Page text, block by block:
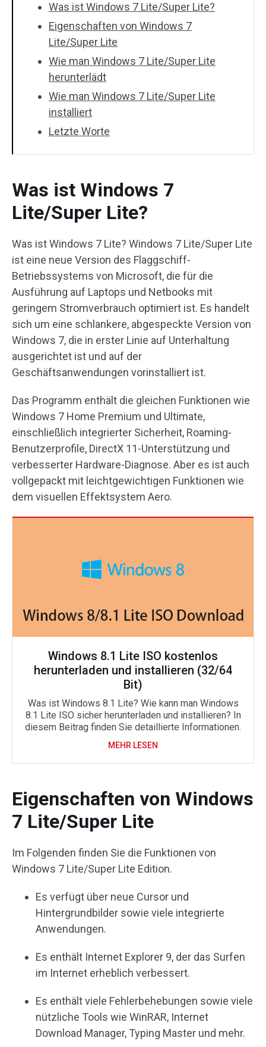
Was ist Windows 7 Lite/Super Lite?
Eigenschaften von Windows 7
Lite/Super Lite
Wie man Windows 7 Lite/Super Lite
herunterlädt
Wie man Windows 7 Lite/Super Lite
installiert
Letzte Worte
Was ist Windows 7
Lite/Super Lite?
Was ist Windows 7 Lite? Windows 7 Lite/Super Lite
ist eine neue Version des Flaggschiff-
Betriebssystems von Microsoft, die für die
Ausführung auf Laptops und Netbooks mit
geringem Stromverbrauch optimiert ist. Es handelt
sich um eine schlankere, abgespeckte Version von
Windows 7, die in erster Linie auf Unterhaltung
ausgerichtet ist und auf der
Geschäftsanwendungen vorinstalliert ist.
Das Programm enthält die gleichen Funktionen wie
Windows 7 Home Premium und Ultimate,
einschließlich integrierter Sicherheit, Roaming-
Benutzerprofile, DirectX 11-Unterstützung und
verbesserter Hardware-Diagnose. Aber es ist auch
vollgepackt mit leichtgewichtigen Funktionen wie
dem visuellen Effektsystem Aero.
Windows 8.1 Lite ISO kostenlos
herunterladen und installieren (32/64
Bit)
Was ist Windows 8.1 Lite? Wie kann man Windows
8.1 Lite ISO sicher herunterladen und installieren? In
diesem Beitrag finden Sie detaillierte Informationen.
MEHR LESEN
Eigenschaften von Windows
7 Lite/Super Lite
Im Folgenden finden Sie die Funktionen von
Windows 7 Lite/Super Lite Edition.
Es verfügt über neue Cursor und
Hintergrundbilder sowie viele integrierte
Anwendungen.
Es enthält Internet Explorer 9, der das Surfen
im Internet erheblich verbessert.
Es enthält viele Fehlerbehebungen sowie viele
nützliche Tools wie WinRAR, Internet
Download Manager, Typing Master und mehr.